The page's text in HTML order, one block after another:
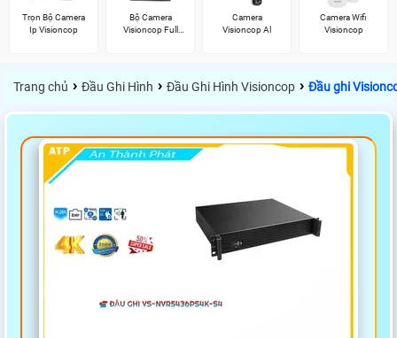
Trọn Bộ Camera
Ip Visioncop
Bộ Camera
Visioncop Full
Camera
Visioncop Al
Camera Wifi
Visioncop
Trang chủ › Đầu Ghi Hình › Đầu Ghi Hình Visioncop › Đầu ghi